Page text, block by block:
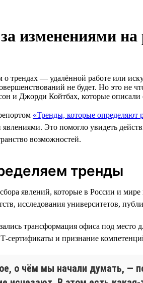
изменениями
трендах — удалённой работе или
не будет. Но это
и Джорди Койтбах, которые
«Тренды, которые определяют
явлениями. Это помогло увидеть
возможностей.
тренды
явлений, которые в России и
исследования университетов,
трансформация офиса под
сертификаты и признание
о чём мы начали думать, —